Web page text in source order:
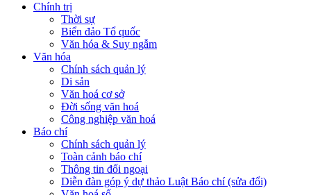
Chính trị
Thời sự
Biển đảo Tổ quốc
Văn hóa & Suy ngẫm
Văn hóa
Chính sách quản lý
Di sản
Văn hoá cơ sở
Đời sống văn hoá
Công nghiệp văn hoá
Báo chí
Chính sách quản lý
Toàn cảnh báo chí
Thông tin đối ngoại
Diễn đàn góp ý dự thảo Luật Báo chí (sửa đổi)